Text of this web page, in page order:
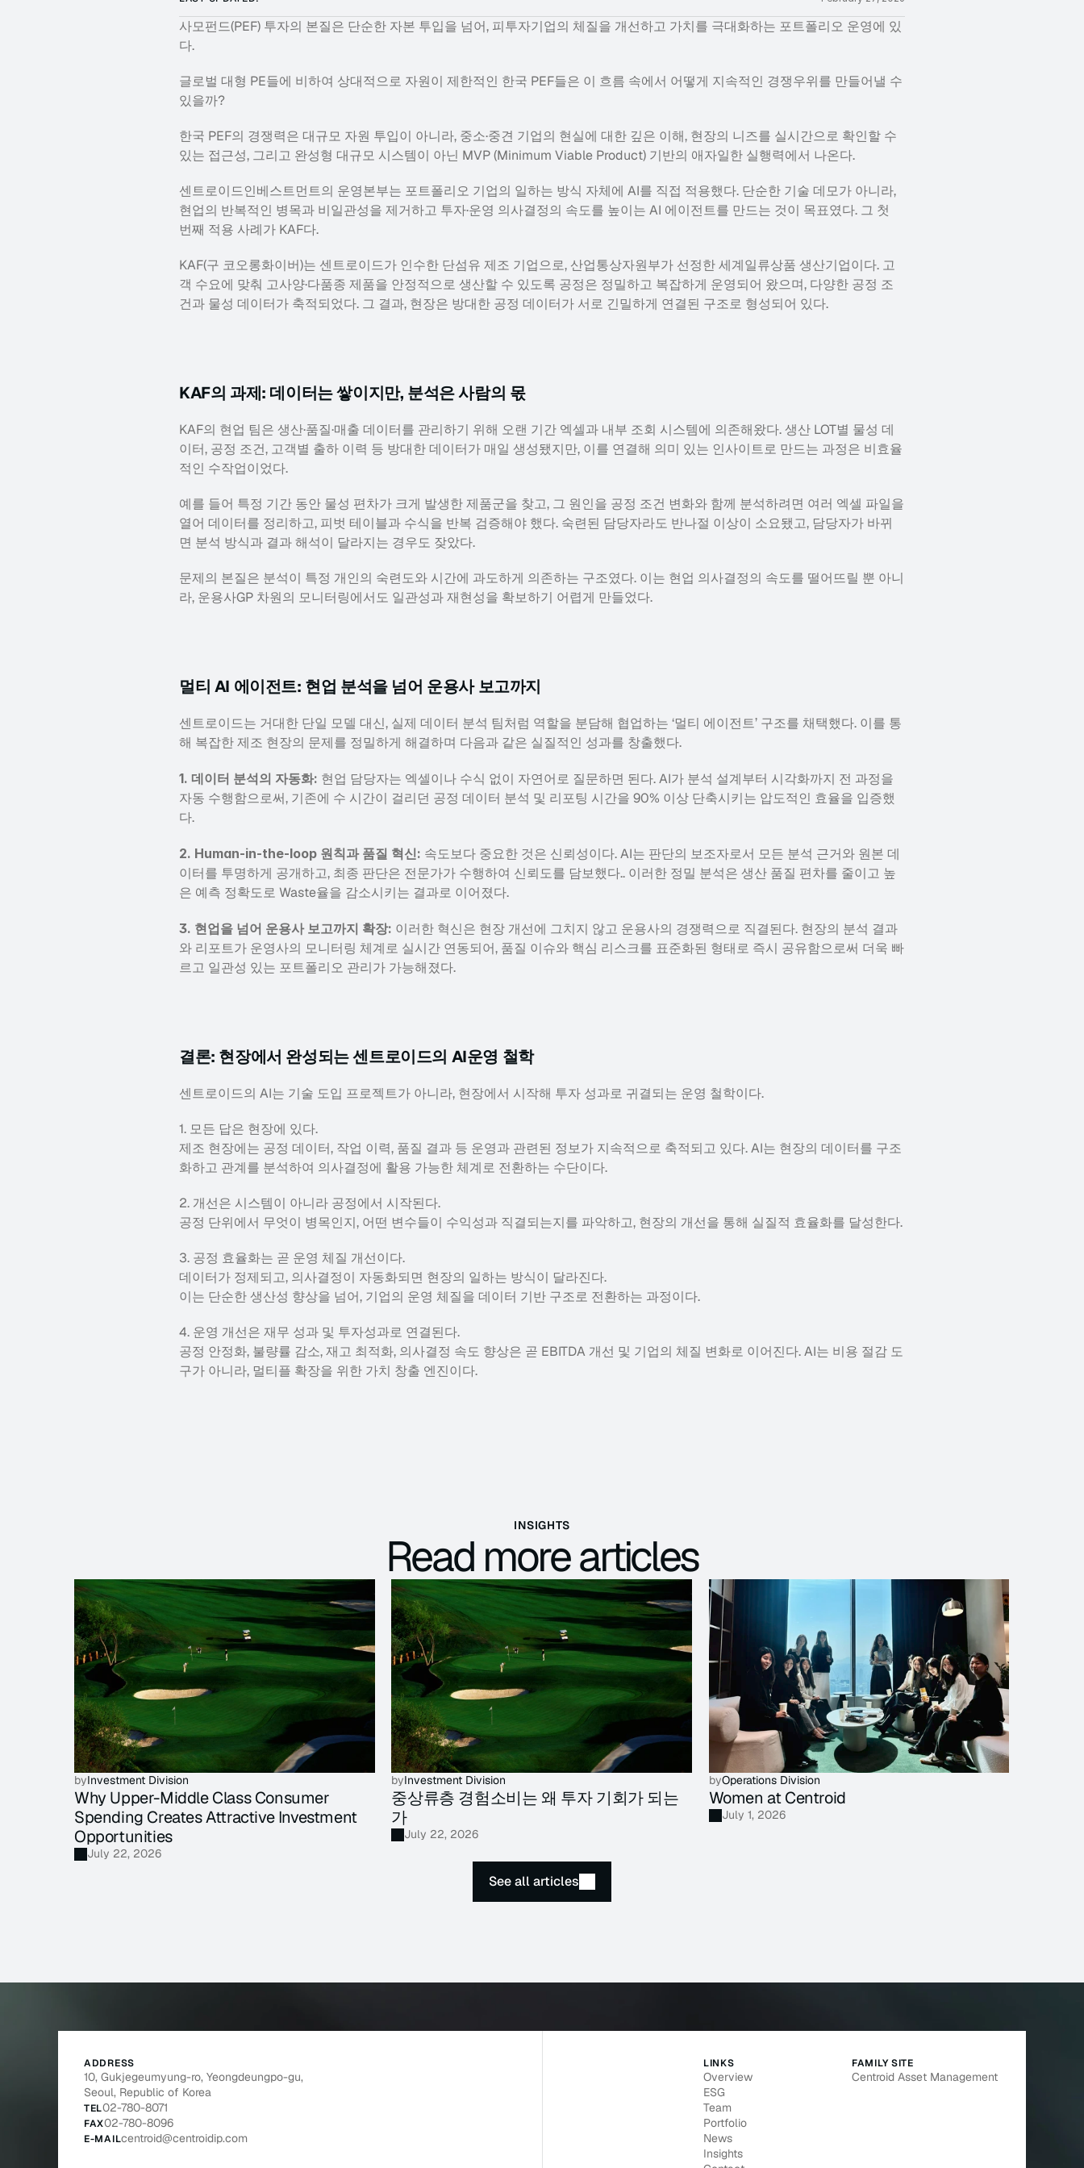
사모펀드(PEF) 투자의 본질은 단순한 자본 투입을 넘어, 피투자기업의 체질을 개선하고 가치를 극대화하는 포트폴리오 운영에 있
다.
글로벌 대형 PE들에 비하여 상대적으로 자원이 제한적인 한국 PEF들은 이 흐름 속에서 어떻게 지속적인 경쟁우위를 만들어낼 수
있을까?
한국 PEF의 경쟁력은 대규모 자원 투입이 아니라, 중소·중견 기업의 현실에 대한 깊은 이해, 현장의 니즈를 실시간으로 확인할 수
있는 접근성, 그리고 완성형 대규모 시스템이 아닌 MVP (Minimum Viable Product) 기반의 애자일한 실행력에서 나온다.
센트로이드인베스트먼트의 운영본부는 포트폴리오 기업의 일하는 방식 자체에 AI를 직접 적용했다. 단순한 기술 데모가 아니라,
현업의 반복적인 병목과 비일관성을 제거하고 투자·운영 의사결정의 속도를 높이는 AI 에이전트를 만드는 것이 목표였다. 그 첫
번째 적용 사례가 KAF다.
KAF(구 코오롱화이버)는 센트로이드가 인수한 단섬유 제조 기업으로, 산업통상자원부가 선정한 세계일류상품 생산기업이다. 고
객 수요에 맞춰 고사양·다품종 제품을 안정적으로 생산할 수 있도록 공정은 정밀하고 복잡하게 운영되어 왔으며, 다양한 공정 조
건과 물성 데이터가 축적되었다. 그 결과, 현장은 방대한 공정 데이터가 서로 긴밀하게 연결된 구조로 형성되어 있다.
KAF의 과제: 데이터는 쌓이지만, 분석은 사람의 몫
KAF의 현업 팀은 생산·품질·매출 데이터를 관리하기 위해 오랜 기간 엑셀과 내부 조회 시스템에 의존해왔다. 생산 LOT별 물성 데
이터, 공정 조건, 고객별 출하 이력 등 방대한 데이터가 매일 생성됐지만, 이를 연결해 의미 있는 인사이트로 만드는 과정은 비효율
적인 수작업이었다.
예를 들어 특정 기간 동안 물성 편차가 크게 발생한 제품군을 찾고, 그 원인을 공정 조건 변화와 함께 분석하려면 여러 엑셀 파일을
열어 데이터를 정리하고, 피벗 테이블과 수식을 반복 검증해야 했다. 숙련된 담당자라도 반나절 이상이 소요됐고, 담당자가 바뀌
면 분석 방식과 결과 해석이 달라지는 경우도 잦았다.
문제의 본질은 분석이 특정 개인의 숙련도와 시간에 과도하게 의존하는 구조였다. 이는 현업 의사결정의 속도를 떨어뜨릴 뿐 아니
라, 운용사GP 차원의 모니터링에서도 일관성과 재현성을 확보하기 어렵게 만들었다.
멀티 AI 에이전트: 현업 분석을 넘어 운용사 보고까지
센트로이드는 거대한 단일 모델 대신, 실제 데이터 분석 팀처럼 역할을 분담해 협업하는 ‘멀티 에이전트’ 구조를 채택했다. 이를 통
해 복잡한 제조 현장의 문제를 정밀하게 해결하며 다음과 같은 실질적인 성과를 창출했다.
1. 데이터 분석의 자동화: 현업 담당자는 엑셀이나 수식 없이 자연어로 질문하면 된다. AI가 분석 설계부터 시각화까지 전 과정을
자동 수행함으로써, 기존에 수 시간이 걸리던 공정 데이터 분석 및 리포팅 시간을 90% 이상 단축시키는 압도적인 효율을 입증했
다.
2. Human-in-the-loop 원칙과 품질 혁신: 속도보다 중요한 것은 신뢰성이다. AI는 판단의 보조자로서 모든 분석 근거와 원본 데
이터를 투명하게 공개하고, 최종 판단은 전문가가 수행하여 신뢰도를 담보했다.. 이러한 정밀 분석은 생산 품질 편차를 줄이고 높
은 예측 정확도로 Waste율을 감소시키는 결과로 이어졌다.
3. 현업을 넘어 운용사 보고까지 확장: 이러한 혁신은 현장 개선에 그치지 않고 운용사의 경쟁력으로 직결된다. 현장의 분석 결과
와 리포트가 운영사의 모니터링 체계로 실시간 연동되어, 품질 이슈와 핵심 리스크를 표준화된 형태로 즉시 공유함으로써 더욱 빠
르고 일관성 있는 포트폴리오 관리가 가능해졌다.
결론: 현장에서 완성되는 센트로이드의 AI운영 철학
센트로이드의 AI는 기술 도입 프로젝트가 아니라, 현장에서 시작해 투자 성과로 귀결되는 운영 철학이다.
1. 모든 답은 현장에 있다.
제조 현장에는 공정 데이터, 작업 이력, 품질 결과 등 운영과 관련된 정보가 지속적으로 축적되고 있다. AI는 현장의 데이터를 구조
화하고 관계를 분석하여 의사결정에 활용 가능한 체계로 전환하는 수단이다.
2. 개선은 시스템이 아니라 공정에서 시작된다.
공정 단위에서 무엇이 병목인지, 어떤 변수들이 수익성과 직결되는지를 파악하고, 현장의 개선을 통해 실질적 효율화를 달성한다.
3. 공정 효율화는 곧 운영 체질 개선이다.
데이터가 정제되고, 의사결정이 자동화되면 현장의 일하는 방식이 달라진다.
이는 단순한 생산성 향상을 넘어, 기업의 운영 체질을 데이터 기반 구조로 전환하는 과정이다.
4. 운영 개선은 재무 성과 및 투자성과로 연결된다.
공정 안정화, 불량률 감소, 재고 최적화, 의사결정 속도 향상은 곧 EBITDA 개선 및 기업의 체질 변화로 이어진다. AI는 비용 절감 도
구가 아니라, 멀티플 확장을 위한 가치 창출 엔진이다.
INSIGHTS
Read more articles
byInvestment Division
Why Upper-Middle Class Consumer
Spending Creates Attractive Investment
Opportunities
July 22, 2026
byInvestment Division
중상류층 경험소비는 왜 투자 기회가 되는
가
July 22, 2026
byOperations Division
Women at Centroid
July 1, 2026
See all articles
ADDRESS
10, Gukjegeumyung-ro, Yeongdeungpo-gu,
Seoul, Republic of Korea
TEL02-780-8071
FAX02-780-8096
E-MAILcentroid@centroidip.com
LINKS
Overview
ESG
Team
Portfolio
News
Insights
FAMILY SITE
Centroid Asset Management